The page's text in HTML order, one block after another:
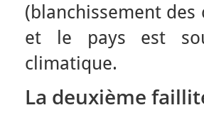
(blanchissement
et le pays est
climatique.
La deuxième